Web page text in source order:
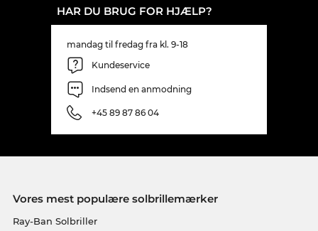
HAR DU BRUG FOR HJÆLP?
mandag til fredag fra kl. 9-18
Kundeservice
Indsend en anmodning
+45 89 87 86 04
Vores mest populære solbrillemærker
Ray-Ban Solbriller